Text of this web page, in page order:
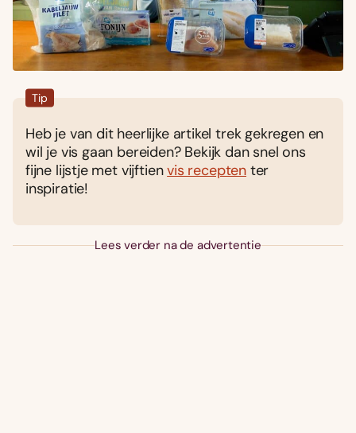
Tip
Heb je van dit heerlijke artikel trek gekregen en
wil je vis gaan bereiden? Bekijk dan snel ons
fijne lijstje met vijftienvis receptenter
inspiratie!
Lees verder na de advertentie